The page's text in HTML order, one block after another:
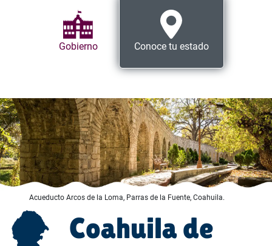
Gobierno Conoce tu estado
Acueducto Arcos de la Loma, Parras de la Fuente, Coahuila.
Coahuila de